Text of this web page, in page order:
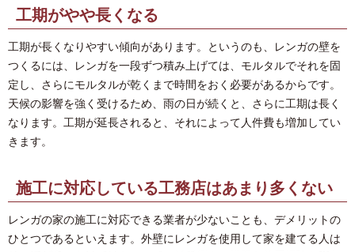
工期がやや長くなる
工期が長くなりやすい傾向があります。というのも、レンガの壁を
つくるには、レンガを一段ずつ積み上げては、モルタルでそれを固
定し、さらにモルタルが乾くまで時間をおく必要があるからです。
天候の影響を強く受けるため、雨の日が続くと、さらに工期は長く
なります。工期が延長されると、それによって人件費も増加してい
きます。
施工に対応している工務店はあまり多くない
レンガの家の施工に対応できる業者が少ないことも、デメリットの
ひとつであるといえます。外壁にレンガを使用して家を建てる人は